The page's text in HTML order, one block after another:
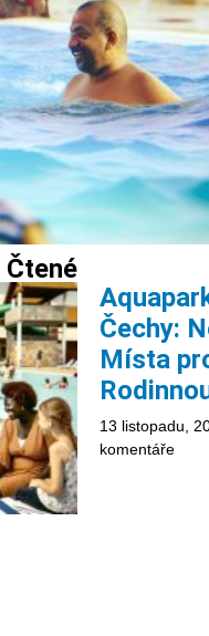
Čtené
Čechy:
Místa
13 listopadu,
komentáře